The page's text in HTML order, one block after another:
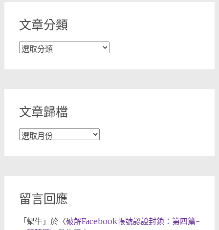
文章分類
文
文章歸檔
文
留言回應
「 蝸牛」於〈破解Facebook帳號認證封鎖：第四篇-